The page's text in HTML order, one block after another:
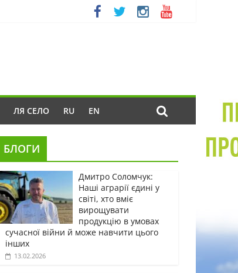
ЛЯ СЕЛО RU EN
БЛОГИ
Дмитро Соломчук:
Наші аграрії єдині у
світі, хто вміє
вирощувати
продукцію в умовах
сучасної війни й може навчити цього
інших
13.02.2026